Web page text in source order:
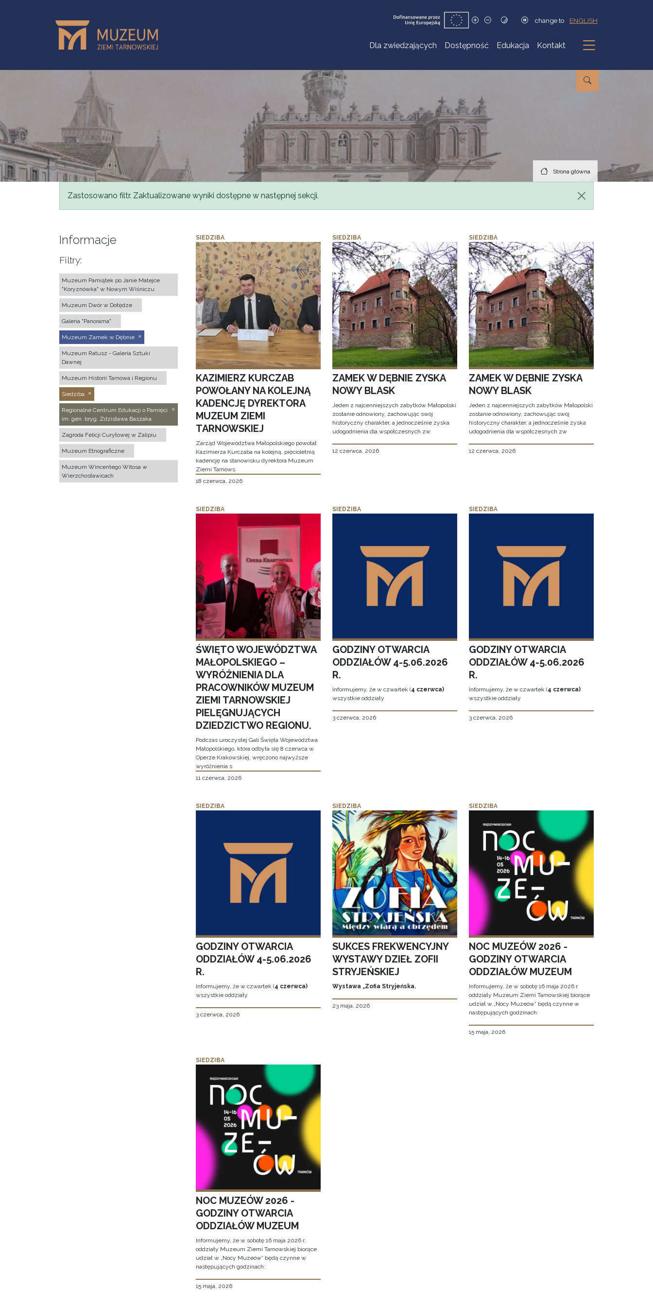
change to ENGLISH
Dla zwiedzających Dostępność Edukacja Kontakt
Podmenu
Strona główna
Komunikat
Zastosowano filtr. Zaktualizowane wyniki dostępne w następnej sekcji.
Informacje
Filtry:
Muzeum Pamiątek po Janie Matejce
"Koryznówka" w Nowym Wiśniczu
Muzeum Dwór w Dołędze
Galeria "Panorama"
Muzeum Zamek w Dębnie
Muzeum Ratusz - Galeria Sztuki
Dawnej
Muzeum Historii Tarnowa i Regionu
Siedziba
Regionalne Centrum Edukacji o Pamięci
im. gen. bryg. Zdzisława Baszaka
Zagroda Felicji Curyłowej w Zalipiu
Muzeum Etnograficzne
Muzeum Wincentego Witosa w
Wierzchosławicach
SIEDZIBA
KAZIMIERZ KURCZAB
POWOŁANY NA KOLEJNĄ
KADENCJĘ DYREKTORA
MUZEUM ZIEMI
TARNOWSKIEJ
Zarząd Województwa Małopolskiego powołał
Kazimierza Kurczaba na kolejną, pięcioletnią
kadencję na stanowisku dyrektora Muzeum
Ziemi Tarnows
18 czerwca, 2026
SIEDZIBA
ZAMEK W DĘBNIE ZYSKA
NOWY BLASK
Jeden z najcenniejszych zabytków Małopolski
zostanie odnowiony, zachowując swój
historyczny charakter, a jednocześnie zyska
udogodnienia dla współczesnych zw
12 czerwca, 2026
SIEDZIBA
ZAMEK W DĘBNIE ZYSKA
NOWY BLASK
Jeden z najcenniejszych zabytków Małopolski
zostanie odnowiony, zachowując swój
historyczny charakter, a jednocześnie zyska
udogodnienia dla współczesnych zw
12 czerwca, 2026
SIEDZIBA
ŚWIĘTO WOJEWÓDZTWA
MAŁOPOLSKIEGO –
WYRÓŻNIENIA DLA
PRACOWNIKÓW MUZEUM
ZIEMI TARNOWSKIEJ
PIELĘGNUJĄCYCH
DZIEDZICTWO REGIONU.
Podczas uroczystej Gali Święta Województwa
Małopolskiego, która odbyła się 8 czerwca w
Operze Krakowskiej, wręczono najwyższe
wyróżnienia s
11 czerwca, 2026
SIEDZIBA
GODZINY OTWARCIA
ODDZIAŁÓW 4-5.06.2026
R.
Informujemy, że w czwartek (4 czerwca)
wszystkie oddziały
3 czerwca, 2026
SIEDZIBA
GODZINY OTWARCIA
ODDZIAŁÓW 4-5.06.2026
R.
Informujemy, że w czwartek (4 czerwca)
wszystkie oddziały
3 czerwca, 2026
SIEDZIBA
GODZINY OTWARCIA
ODDZIAŁÓW 4-5.06.2026
R.
Informujemy, że w czwartek (4 czerwca)
wszystkie oddziały
3 czerwca, 2026
SIEDZIBA
SUKCES FREKWENCYJNY
WYSTAWY DZIEŁ ZOFII
STRYJEŃSKIEJ
Wystawa „Zofia Stryjeńska.
23 maja, 2026
SIEDZIBA
NOC MUZEÓW 2026 -
GODZINY OTWARCIA
ODDZIAŁÓW MUZEUM
Informujemy, że w sobotę 16 maja 2026 r.
oddziały Muzeum Ziemi Tarnowskiej biorące
udział w „Nocy Muzeów” będą czynne w
następujących godzinach:
15 maja, 2026
SIEDZIBA
NOC MUZEÓW 2026 -
GODZINY OTWARCIA
ODDZIAŁÓW MUZEUM
Informujemy, że w sobotę 16 maja 2026 r.
oddziały Muzeum Ziemi Tarnowskiej biorące
udział w „Nocy Muzeów” będą czynne w
następujących godzinach:
15 maja, 2026